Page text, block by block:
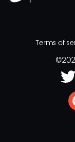
Terms of
©